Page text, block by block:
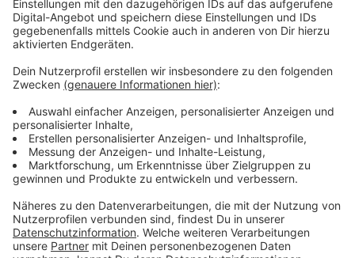
Während der Bauzeit wird es zu Beeinträchtigungen
des Verkehrs auf der B 235, für Busreisende sowie für
straßenbegleitenden Radweg kommen. Allerdings sind
unterschiedlich stark.
Start: Kreuzung B235 / Appelhülsener Straße
Die Umgestaltung der Kreuzung von B235 und
Appelhülsener Straße (L844) wird direkt zu Beginn der
Baumaßnahme die wohl stärksten Eingriffe in den